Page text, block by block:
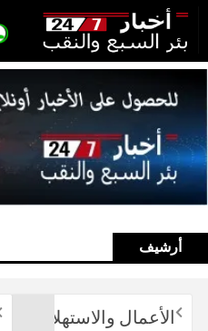
أرشيف
الأعمال والاستهلاك